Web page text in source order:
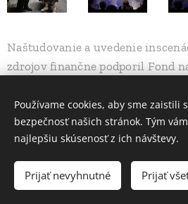
Naštudovanie a uvedenie
zdrojov finančne podporil Fond
2025 Divadlo Ľahostajňa |
Vytvorené službou
Používame cookies, aby sme zaistili
bezpečnosť našich stránok. Tým
najlepšiu skúsenosť z ich návštevy.
Prijať nevyhnutné Prijať